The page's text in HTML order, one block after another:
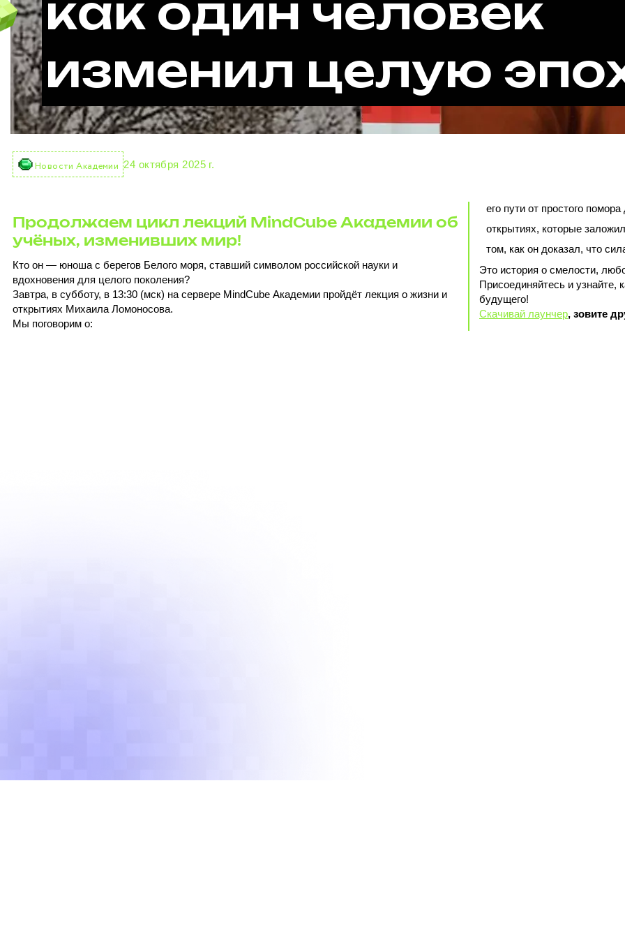
как один человек
изменил целую
Новости Академии 24 октября 2025 г.
Продолжаем цикл лекций MindCube Академии об
учёных, изменивших мир!
Кто он — юноша с берегов Белого моря, ставший символом российской науки и
вдохновения для целого поколения?
Завтра, в субботу, в 13:30 (мск) на сервере MindCube Академии пройдёт лекция о жизни и
открытиях Михаила Ломоносова.
Мы поговорим о:
его пути от простого
открытиях, которые
том, как он доказал, что
Это история о смелости,
Присоединяйтесь и узнайте,
будущего!
Скачивай лаунчер, зовите